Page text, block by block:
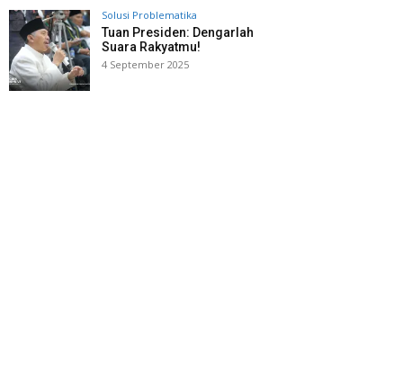
Solusi Problematika
Tuan Presiden: Dengarlah
Suara Rakyatmu!
4 September 2025